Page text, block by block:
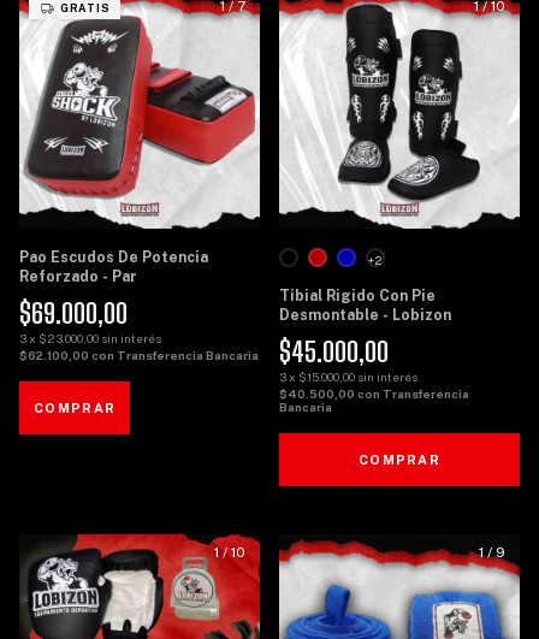
1/7
GRATIS
Pao Escudos De Potencia
Reforzado - Par
$69.000,00
3x $23.000,00 sin interés
$62.100,00 con Transferencia Bancaria
1/10
Tibial Rigido Con Pie
Desmontable - Lobizon
$45.000,00
3x $15.000,00 sin interés
$40.500,00 con Transferencia
Bancaria
+2
COMPRAR
1/10 1/9